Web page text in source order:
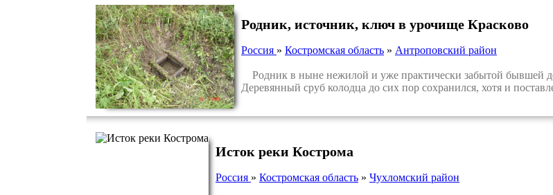
Родник, источник, ключ в урочище Красково
Россия » Костромская область » Антроповский район
Родник в ныне нежилой и уже практически забытой бывшей
Деревянный сруб колодца до сих пор сохранился, хотя и
Исток реки Кострома
Россия » Костромская область » Чухломский район